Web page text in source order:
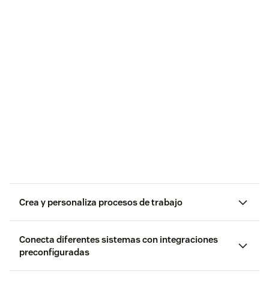
Crea y personaliza procesos de trabajo
Conecta diferentes sistemas con integraciones
preconfiguradas